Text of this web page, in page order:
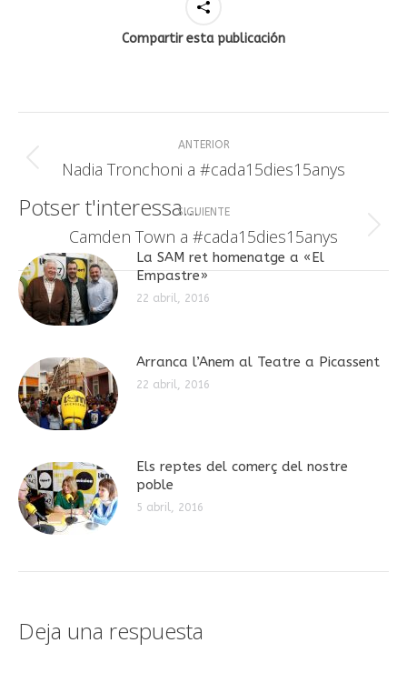
Compartir esta publicación
Navegación
entre
publicaciones
ANTERIOR
Publicación
Nadia Tronchoni a #cada15dies15anys
SIGUIENTE
Publicación
siguiente:
Camden Town a #cada15dies15anys
Potser t'interessa...
La SAM ret homenatge a «El
Empastre»
22 abril, 2016
Arranca l’Anem al Teatre a Picassent
22 abril, 2016
Els reptes del comerç del nostre
poble
5 abril, 2016
Deja una respuesta